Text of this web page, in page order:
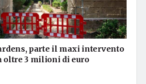
parte il maxi intervento
oltre 3 milioni di euro